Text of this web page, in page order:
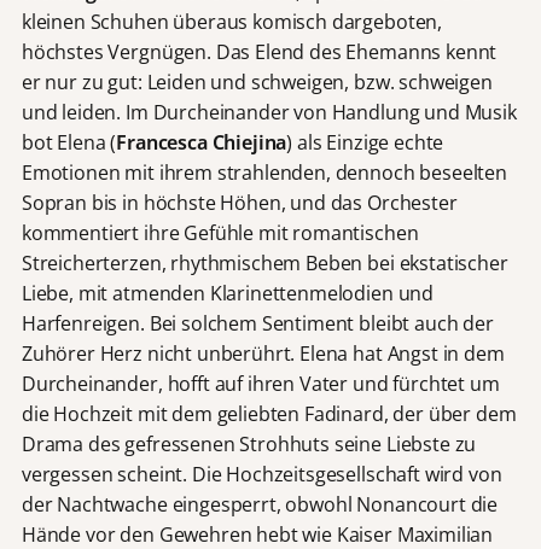
kleinen Schuhen überaus komisch dargeboten,
höchstes Vergnügen. Das Elend des Ehemanns kennt
er nur zu gut: Leiden und schweigen, bzw. schweigen
und leiden. Im Durcheinander von Handlung und Musik
bot Elena (Francesca Chiejina) als Einzige echte
Emotionen mit ihrem strahlenden, dennoch beseelten
Sopran bis in höchste Höhen, und das Orchester
kommentiert ihre Gefühle mit romantischen
Streicherterzen, rhythmischem Beben bei ekstatischer
Liebe, mit atmenden Klarinettenmelodien und
Harfenreigen. Bei solchem Sentiment bleibt auch der
Zuhörer Herz nicht unberührt. Elena hat Angst in dem
Durcheinander, hofft auf ihren Vater und fürchtet um
die Hochzeit mit dem geliebten Fadinard, der über dem
Drama des gefressenen Strohhuts seine Liebste zu
vergessen scheint. Die Hochzeitsgesellschaft wird von
der Nachtwache eingesperrt, obwohl Nonancourt die
Hände vor den Gewehren hebt wie Kaiser Maximilian